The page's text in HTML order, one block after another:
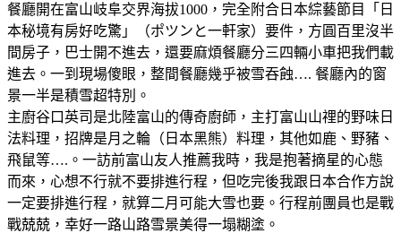
餐廳開在富山岐阜交界海拔1000，完全附合日本綜藝節目「日
本秘境有房好吃驚」（ポツンと一軒家）要件，方圓百里沒半
間房子，巴士開不進去，還要麻煩餐廳分三四輛小車把我們載
進去。一到現場傻眼，整間餐廳幾乎被雪吞蝕…. 餐廳內的窗
景一半是積雪超特別。
主廚谷口英司是北陸富山的傳奇廚師，主打富山山𥚃的野味日
法料理，招牌是月之輪（日本黑熊）料理，其他如鹿、野豬、
飛鼠等….。一訪前富山友人推薦我時，我是抱著摘星的心態
而來，心想不行就不要排進行程，但吃完後我跟日本合作方說
一定要排進行程，就算二月可能大雪也要。行程前團員也是戰
戰兢兢，幸好一路山路雪景美得一塌糊塗。